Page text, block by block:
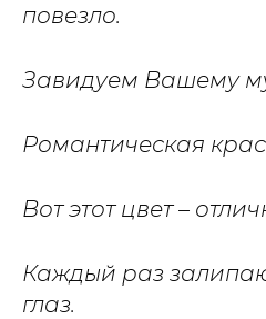
повезло.
Завидуем Вашему
Романтическая
Вот этот цвет –
Каждый раз
глаз.